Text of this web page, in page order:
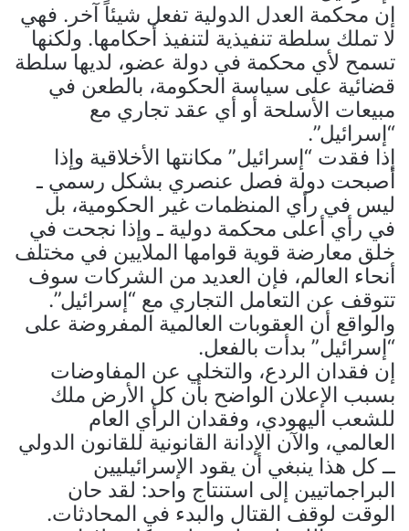
إن محكمة العدل الدولية تفعل شيئاً آخر. فهي
لا تملك سلطة تنفيذية لتنفيذ أحكامها. ولكنها
تسمح لأي محكمة في دولة عضو، لديها سلطة
قضائية على سياسة الحكومة، بالطعن في
مبيعات الأسلحة أو أي عقد تجاري مع
“إسرائيل”.
إذا فقدت “إسرائيل” مكانتها الأخلاقية وإذا
أصبحت دولة فصل عنصري بشكل رسمي ـ
ليس في رأي المنظمات غير الحكومية، بل
في رأي أعلى محكمة دولية ـ وإذا نجحت في
خلق معارضة قوية قوامها الملايين في مختلف
أنحاء العالم، فإن العديد من الشركات سوف
تتوقف عن التعامل التجاري مع “إسرائيل”.
والواقع أن العقوبات العالمية المفروضة على
“إسرائيل” بدأت بالفعل.
إن فقدان الردع، والتخلي عن المفاوضات
بسبب الإعلان الواضح بأن كل الأرض ملك
للشعب اليهودي، وفقدان الرأي العام
العالمي، والآن الإدانة القانونية للقانون الدولي
ــ كل هذا ينبغي أن يقود الإسرائيليين
البراجماتيين إلى استنتاج واحد: لقد حان
الوقت لوقف القتال والبدء في المحادثات.